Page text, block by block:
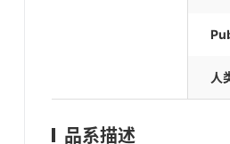
人
品系描述